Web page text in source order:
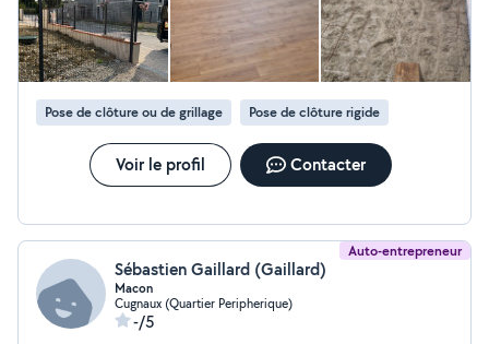
Pose de clôture ou de grillage Pose de clôture rigide
Voir le profil Contacter
Auto-entrepreneur
Sébastien Gaillard (Gaillard)
Macon
Cugnaux (Quartier Peripherique)
-/5